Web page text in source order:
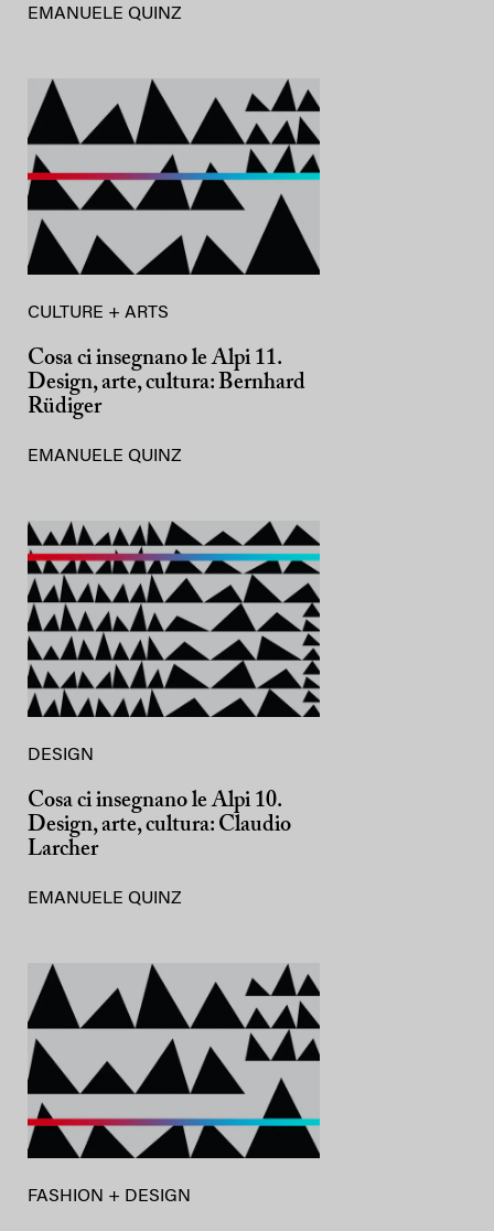
EMANUELE QUINZ
CULTURE + ARTS
Cosa ci insegnano le Alpi 11.
Design, arte, cultura: Bernhard
Rüdiger
EMANUELE QUINZ
DESIGN
Cosa ci insegnano le Alpi 10.
Design, arte, cultura: Claudio
Larcher
EMANUELE QUINZ
FASHION + DESIGN